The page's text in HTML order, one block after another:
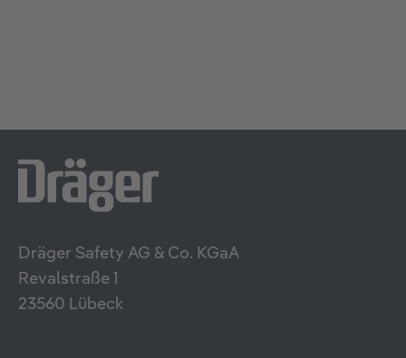
Dräger Safety AG & Co. KGaA
Revalstraße 1
23560 Lübeck